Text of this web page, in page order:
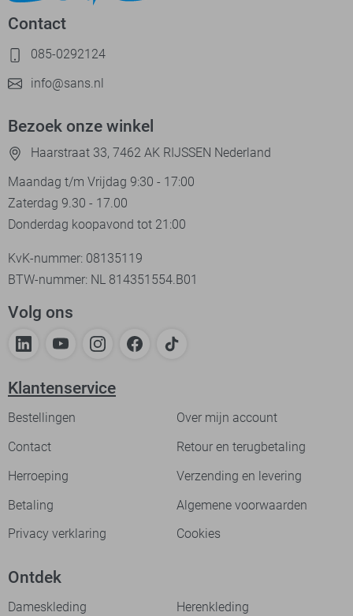
Contact
085-0292124
info@sans.nl
Bezoek onze winkel
Haarstraat 33, 7462 AK RIJSSEN Nederland
Maandag t/m Vrijdag 9:30 - 17:00
Zaterdag 9.30 - 17.00
Donderdag koopavond tot 21:00
KvK-nummer: 08135119
BTW-nummer: NL 814351554.B01
Volg ons
Klantenservice
Bestellingen
Over mijn account
Contact
Retour en terugbetaling
Herroeping
Verzending en levering
Betaling
Algemene voorwaarden
Privacy verklaring
Cookies
Ontdek
Dameskleding
Herenkleding